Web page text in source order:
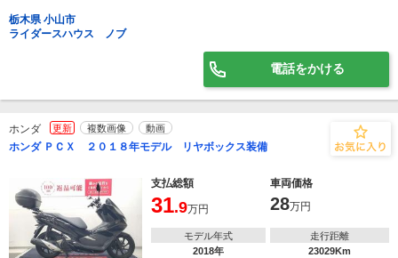
栃木県 小山市
ライダースハウス ノブ
電話をかける
ホンダ 更新 複数画像 動画
ホンダ ＰＣＸ ２０１８年モデル リヤボックス装備
支払総額 車両価格
31.9万円 28万円
モデル年式
2018年
走行距離
23029Km